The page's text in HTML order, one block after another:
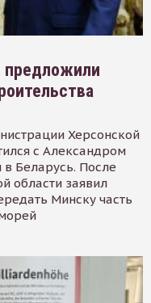
предложили
Херсонской
с Александром
Беларусь. После
области заявил
Минску часть